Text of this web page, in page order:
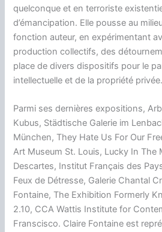
quelconque et en terroriste
d’émancipation. Elle pousse au
fonction auteur, en expérimentant
production collectifs, des
place de divers dispositifs pour le
intellectuelle et de la propriété privée.
Parmi ses dernières expositions,
Kubus, Städtische Galerie im
München, They Hate Us For Our
Art Museum St. Louis, Lucky In The
Descartes, Institut Français des
Feux de Détresse, Galerie Chantal
Fontaine, The Exhibition Formerly
2.10, CCA Wattis Institute for
Franscisco. Claire Fontaine est